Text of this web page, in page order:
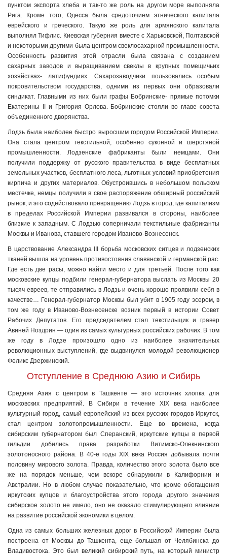
пунктом экспорта хлеба и так-то же роль на другом море выполняла
Рига. Кроме того, Одесса была средоточием этнического капитала
еврейского и греческого. Такую же роль для армянского капитала
выполнял Тифлис. Киевская губерния вместе с Харьковской, Полтавской
и некоторыми другими была центром свеклосахарной промышленности.
Особенность развития этой отрасли была связана с созданием
сахарных заводов и выращиванием свеклы в крупных помещичьих
хозяйствах- латифундиях. Сахарозаводчики пользовались особым
покровительством государства, одними из первых они образовали
синдикат. Главными из них были графы Бобринские- прямые потомки
Екатерины II и Григория Орлова. Бобринские стояли во главе совета
объединенного дворянства.
Лодзь была наиболее быстро выросшим городом Российской Империи.
Она стала центром текстильной, особенно суконной и шерстяной
промышленности. Лодзенские фабриканты были немцами. Они
получили поддержку от русского правительства в виде бесплатных
земельных участков, бесплатного леса, льготных условий приобретения
кирпича и других материалов. Обустроившись в небольшом польском
местечке, немцы получили в свое распоряжение обширный российский
рынок, и это содействовало превращению Лодзь в город, где капитализм
в пределах Российской Империи развивался в стороны, наиболее
близкие к западным. С Лодзью соперничали текстильные фабриканты
Москвы и Иванова, ставшего городом Иваново-Вознесенск.
В царствование Александра III борьба московских ситцев и лодзенских
тканей вышла на уровень противостояния славянской и германской рас.
Где есть две расы, можно найти место и для третьей. После того как
московские купцы подбили генерал-губернатора выслать из Москвы 20
тысяч евреев, те отправились в Лодзь и очень хорошо проявили себя в
качестве… Генерал-губернатор Москвы был убит в 1905 году эсером, в
том же году в Иваново-Вознесенске возник первый в истории Совет
Рабочих Депутатов. Его председателем стал текстильщик и гравер
Авиней Ноздрин — один из самых культурных российских рабочих. В том
же году в Лодзе произошло одно из наиболее значительных
революционных выступлений, где выдвинулся молодой революционер
Феликс Дзержинский.
Отступление в Среднюю Азию и Сибирь
Средняя Азия с центром в Ташкенте — это источник хлопка для
московских предприятий. В Сибири в течение XIX века наиболее
культурный город, самый европейский из всех русских городов Иркутск,
стал центром золотопромышленности. Еще во времена, когда
сибирским губернатором был Сперанский, иркутские купцы в первой
гильдии добились права разработки Витимско-Олекнинского
золотоносного района. В 40-е годы XIX века Россия добывала почти
половину мирового золота. Правда, количество этого золота было все
же на порядок меньше, чем вскоре обнаружили в Калифорнии и
Австралии. Но в любом случае показательно, что кроме обогащения
иркутских купцов и благоустройства этого города другого значения
сибирское золото не имело, оно не оказало стимулирующего влияние
на развитие российской экономики в целом.
Одна из самых больших железных дорог в Российской Империи была
построена от Москвы до Ташкента, еще большая от Челябинска до
Владивостока. Это был великий сибирский путь, на который министр